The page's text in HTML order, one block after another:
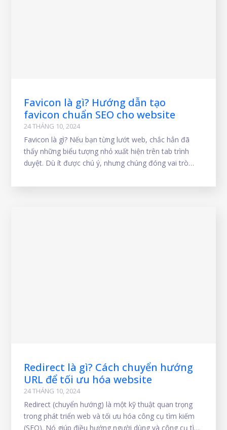
Favicon là gì? Hướng dẫn tạo
favicon chuẩn SEO cho website
24 THÁNG 10, 2024
Favicon là gì? Nếu bạn từng lướt web, chắc hẳn đã
thấy những biểu tượng nhỏ xuất hiện trên tab trình
duyệt. Dù ít được chú ý, nhưng chúng đóng vai trò
cao trải nghiệm người dùng. Vậy favicon bắt nguồn từ
Redirect là gì? Cách chuyển hướng
URL để tối ưu hóa website
24 THÁNG 10, 2024
Redirect (chuyển hướng) là một kỹ thuật quan trọng
trong phát triển web và tối ưu hóa công cụ tìm kiếm
(SEO). Nó giúp điều hướng người dùng và công cụ tìm